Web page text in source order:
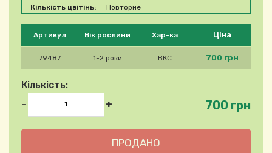
Будь ласка, виберіть продукт
Артикул Вік рослини Хар-ка Ціна
79487 1-2 роки ВКС 700 грн
Кількість:
-
+ 700 грн
Кількість цвітінь:
Повторне